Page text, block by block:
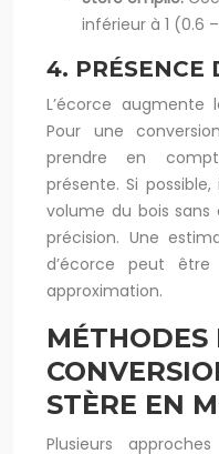
inférieur à 1 (0.6
4. PRÉSENCE
L’écorce
Pour une
prendre en
présente. Si
volume du bois
précision. Une
d’écorce peut
approximation.
MÉTHODES
STÈRE EN
Plusieurs